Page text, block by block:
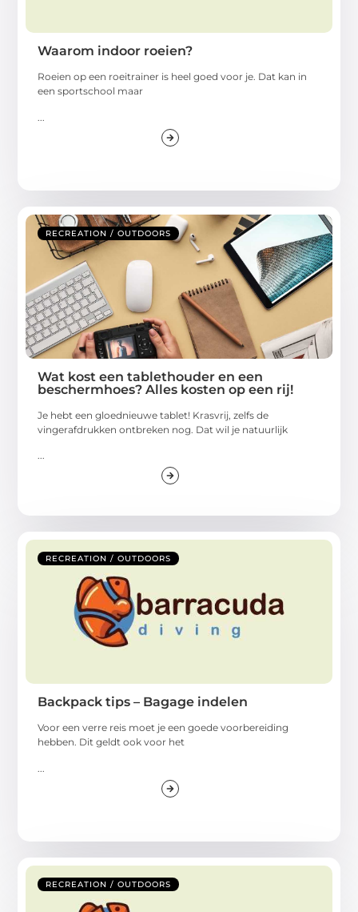
Waarom indoor roeien?
Roeien op een roeitrainer is heel goed voor je. Dat kan in
een sportschool maar
RECREATION / OUTDOORS
Wat kost een tablethouder en een
beschermhoes? Alles kosten op een rij!
Je hebt een gloednieuwe tablet! Krasvrij, zelfs de
vingerafdrukken ontbreken nog. Dat wil je natuurlijk
...
RECREATION / OUTDOORS
Backpack tips – Bagage indelen
Voor een verre reis moet je een goede voorbereiding
hebben. Dit geldt ook voor het
RECREATION / OUTDOORS